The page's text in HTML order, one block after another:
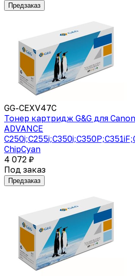
Предзаказ
GG-CEXV47C
Тонер картридж G&G для
ADVANCE
ChipCyan
4 072 ₽
Под заказ
Предзаказ